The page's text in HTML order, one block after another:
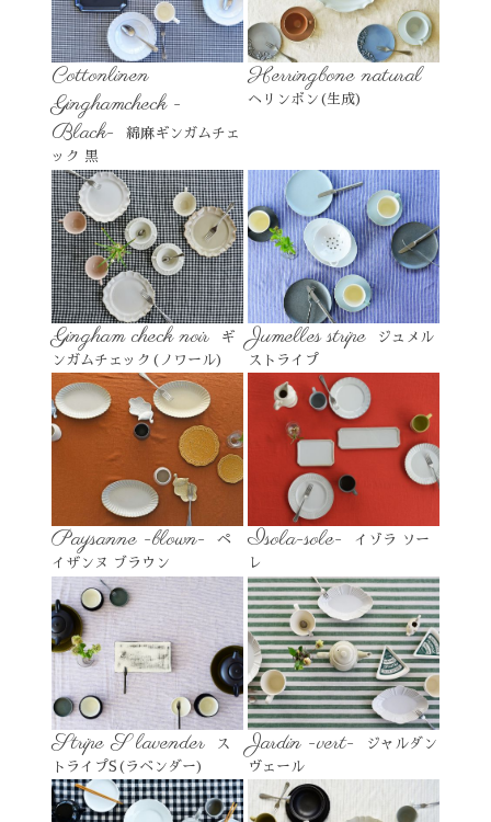
Cottonlinen
Ginghamcheck -
Black-
綿麻ギンガムチェ
ック 黒
Herringbone natural
ヘリンボン(生成)
Gingham check noir
ギ
ンガムチェック(ノワール)
Jumelles stripe
ジュメル
ストライプ
Paysanne -blown-
ペ
イザンヌ ブラウン
Isola-sole-
イゾラ ソー
レ
Stripe S lavender
ス
トライプS(ラベンダー)
Jardin -vert-
ジャルダン
ヴェール